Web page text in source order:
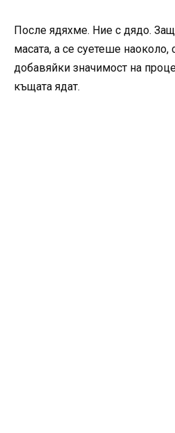
После ядяхме. Ние с дядо.
масата, а се суетеше
добавяйки значимост на
къщата ядат.